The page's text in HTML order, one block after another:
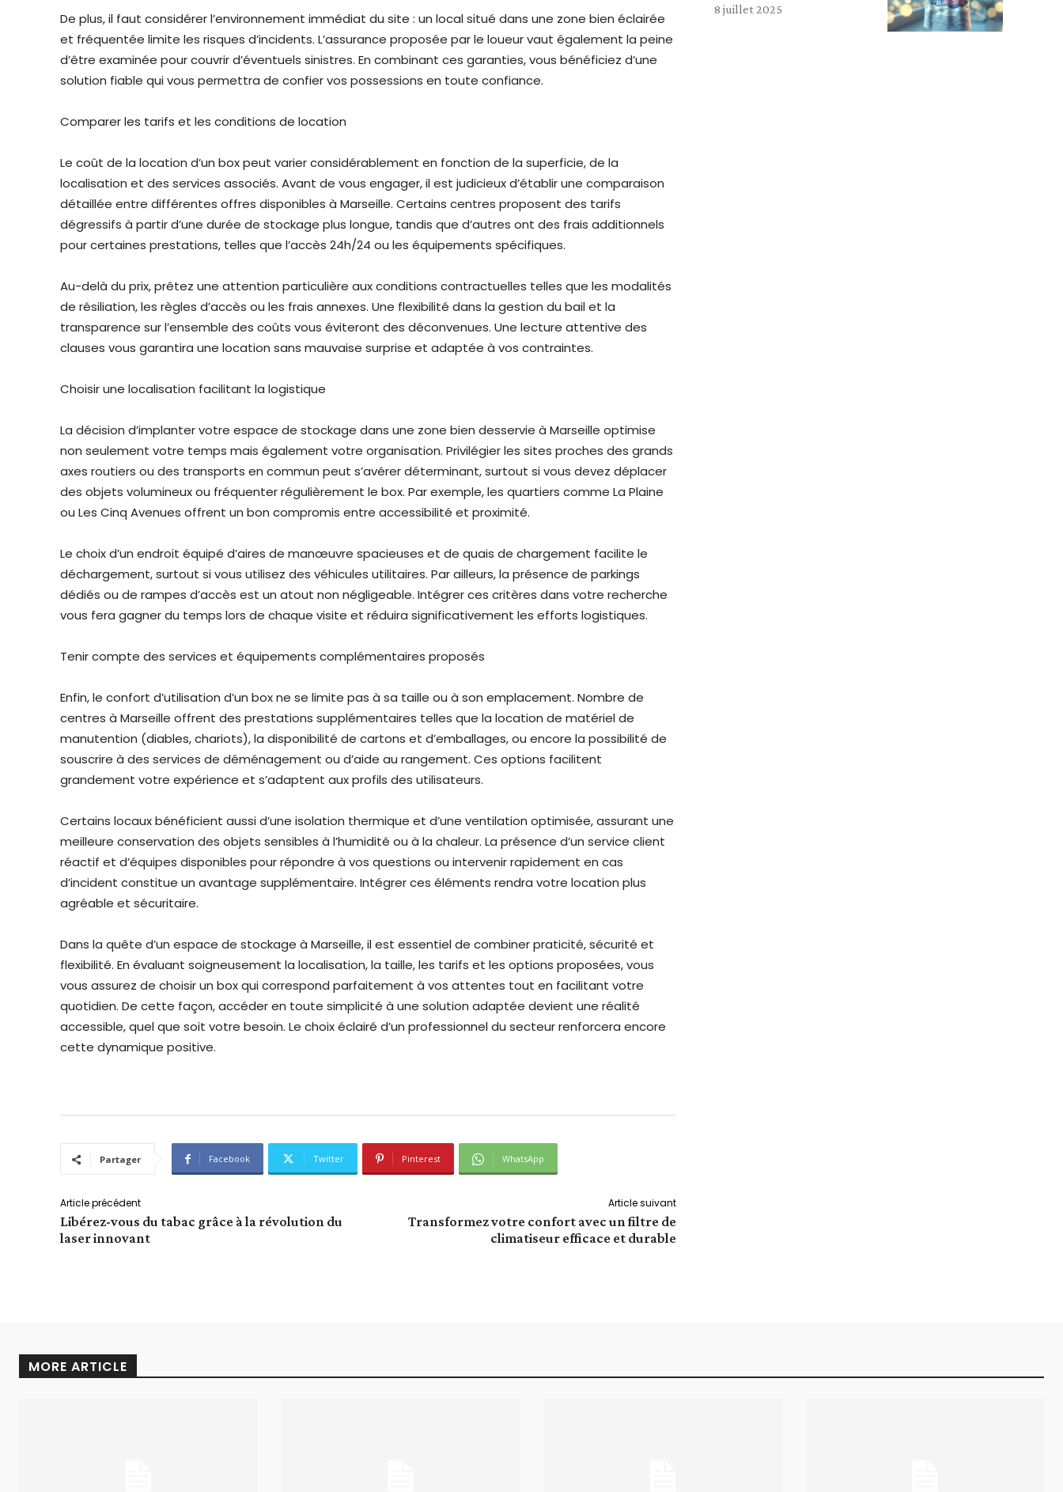
De plus, il faut considérer l’environnement immédiat du site : un local situé dans une zone bien éclairée
et fréquentée limite les risques d’incidents. L’assurance proposée par le loueur vaut également la peine
d’être examinée pour couvrir d’éventuels sinistres. En combinant ces garanties, vous bénéficiez d’une
solution fiable qui vous permettra de confier vos possessions en toute confiance.
Comparer les tarifs et les conditions de location
Le coût de la location d’un box peut varier considérablement en fonction de la superficie, de la
localisation et des services associés. Avant de vous engager, il est judicieux d’établir une comparaison
détaillée entre différentes offres disponibles à Marseille. Certains centres proposent des tarifs
dégressifs à partir d’une durée de stockage plus longue, tandis que d’autres ont des frais additionnels
pour certaines prestations, telles que l’accès 24h/24 ou les équipements spécifiques.
Au-delà du prix, prêtez une attention particulière aux conditions contractuelles telles que les modalités
de résiliation, les règles d’accès ou les frais annexes. Une flexibilité dans la gestion du bail et la
transparence sur l’ensemble des coûts vous éviteront des déconvenues. Une lecture attentive des
clauses vous garantira une location sans mauvaise surprise et adaptée à vos contraintes.
Choisir une localisation facilitant la logistique
La décision d’implanter votre espace de stockage dans une zone bien desservie à Marseille optimise
non seulement votre temps mais également votre organisation. Privilégier les sites proches des grands
axes routiers ou des transports en commun peut s’avérer déterminant, surtout si vous devez déplacer
des objets volumineux ou fréquenter régulièrement le box. Par exemple, les quartiers comme La Plaine
ou Les Cinq Avenues offrent un bon compromis entre accessibilité et proximité.
Le choix d’un endroit équipé d’aires de manœuvre spacieuses et de quais de chargement facilite le
déchargement, surtout si vous utilisez des véhicules utilitaires. Par ailleurs, la présence de parkings
dédiés ou de rampes d’accès est un atout non négligeable. Intégrer ces critères dans votre recherche
vous fera gagner du temps lors de chaque visite et réduira significativement les efforts logistiques.
Tenir compte des services et équipements complémentaires proposés
Enfin, le confort d’utilisation d’un box ne se limite pas à sa taille ou à son emplacement. Nombre de
centres à Marseille offrent des prestations supplémentaires telles que la location de matériel de
manutention (diables, chariots), la disponibilité de cartons et d’emballages, ou encore la possibilité de
souscrire à des services de déménagement ou d’aide au rangement. Ces options facilitent
grandement votre expérience et s’adaptent aux profils des utilisateurs.
Certains locaux bénéficient aussi d’une isolation thermique et d’une ventilation optimisée, assurant une
meilleure conservation des objets sensibles à l’humidité ou à la chaleur. La présence d’un service client
réactif et d’équipes disponibles pour répondre à vos questions ou intervenir rapidement en cas
d’incident constitue un avantage supplémentaire. Intégrer ces éléments rendra votre location plus
agréable et sécuritaire.
Dans la quête d’un espace de stockage à Marseille, il est essentiel de combiner praticité, sécurité et
flexibilité. En évaluant soigneusement la localisation, la taille, les tarifs et les options proposées, vous
vous assurez de choisir un box qui correspond parfaitement à vos attentes tout en facilitant votre
quotidien. De cette façon, accéder en toute simplicité à une solution adaptée devient une réalité
accessible, quel que soit votre besoin. Le choix éclairé d’un professionnel du secteur renforcera encore
cette dynamique positive.
Partager Facebook Twitter Pinterest WhatsApp
Article précédent
Libérez-vous du tabac grâce à la révolution du
laser innovant
Article suivant
Transformez votre confort avec un filtre de
climatiseur efficace et durable
8 juillet 2025
MORE ARTICLE